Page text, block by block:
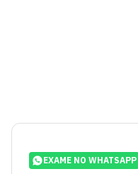
EXAME NO WHATSAPP